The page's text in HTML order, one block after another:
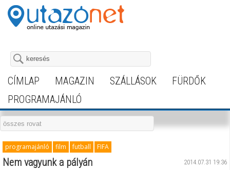
CÍMLAP MAGAZIN SZÁLLÁSOK
FÜRDŐK
PROGRAMAJÁNLÓ
programajánló film futball FIFA
2014.07.31 19:36
Nem vagyunk a pályán